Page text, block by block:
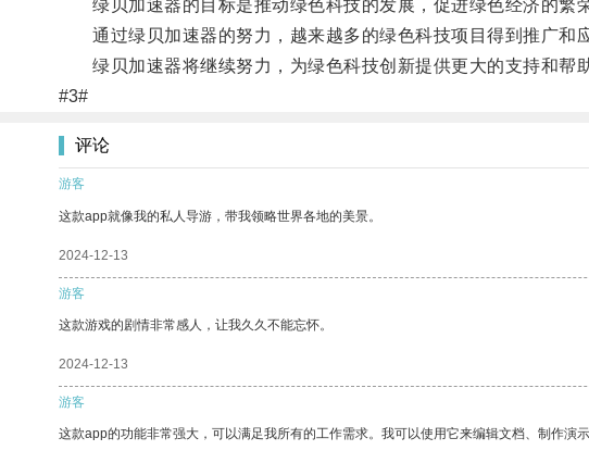
绿贝加速器的目标是推动绿色科技的发展，促进绿色经济的繁
通过绿贝加速器的努力，越来越多的绿色科技项目得到推广和
绿贝加速器将继续努力，为绿色科技创新提供更大的支持和帮
#3#
评论
游客
这款app就像我的私人导游，带我领略世界各地的美景。
2024-12-13
游客
这款游戏的剧情非常感人，让我久久不能忘怀。
2024-12-13
游客
这款app的功能非常强大，可以满足我所有的工作需求。我可以使用它来编辑文档、制作演